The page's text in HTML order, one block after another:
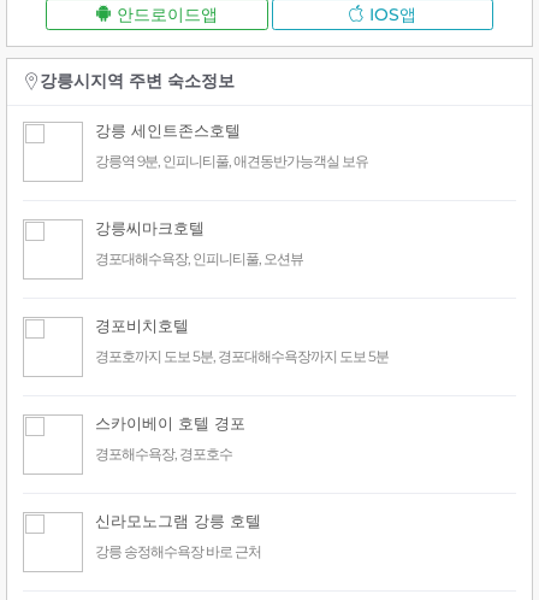
안드로이드앱 IOS앱
강릉시지역 주변 숙소정보
강릉 세인트존스호텔
강릉역 9분, 인피니티풀, 애견동반가능객실 보유
강릉씨마크호텔
경포대해수욕장, 인피니티풀, 오션뷰
경포비치호텔
경포호까지 도보 5분, 경포대해수욕장까지 도보 5분
스카이베이 호텔 경포
경포해수욕장, 경포호수
신라모노그램 강릉 호텔
강릉 송정해수욕장 바로 근처